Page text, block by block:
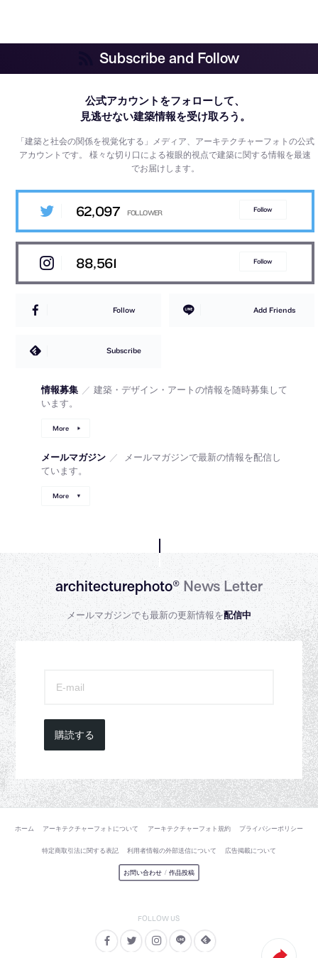
Subscribe and Follow
公式アカウントをフォローして、
見逃せない建築情報を受け取ろう。
「建築と社会の関係を視覚化する」メディア、アーキテクチャーフォトの公式
アカウントです。様々な切り口による複眼的視点で建築に関する情報を最速
でお届けします。
62,097 Follow
88,561 Follow
Follow Add Friends
Subscribe
情報募集 ／ 建築・デザイン・アートの情報を随時募集して
います。
More
メールマガジン ／
メールマガジンで最新の情報を配信し
ています。
More
architecturephoto®News Letter
メールマガジンでも最新の更新情報を配信中
購読する
ホーム アーキテクチャーフォトについて アーキテクチャーフォト規約 プライバシーポリシー
特定商取引法に関する表記 利用者情報の外部送信について 広告掲載について
お問い合わせ / 作品投稿